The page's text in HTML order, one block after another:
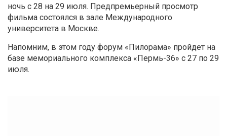
ночь с 28 на 29 июля. Предпремьерный просмотр
фильма состоялся в зале Международного
университета в Москве.
Напомним, в этом году форум «Пилорама» пройдет на
базе мемориального комплекса «Пермь-36» с 27 по 29
июля.